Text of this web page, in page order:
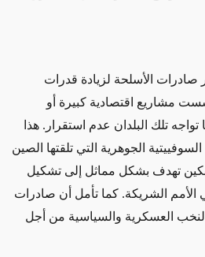
الأسلحة لزيادة قدرات
مشاريع اقتصادية كبيرة أو
تلك البلدان عدم استقرار. هذا
الجوهرية التي تلقتها الصين
بكين تهدف بشكل مماثل إلى تشكيل
الأمم الشريكة. كما تأمل أن صادرات
العسكرية والسياسية من أجل